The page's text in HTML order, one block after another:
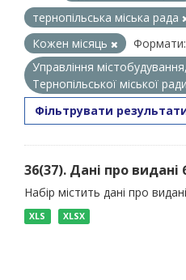
тернопільська міська рада
Кожен місяць
Формати:
Управління
Тернопільської міської ради
Фільтрувати
36(37). Дані про видані
Набір містить дані про
XLS XLSX